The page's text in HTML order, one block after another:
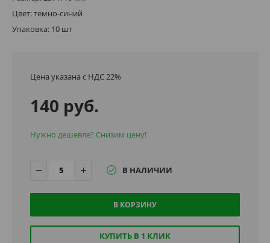
Цвет: темно-синий
Упаковка: 10 шт
Цена указана с НДС 22%
140 руб.
Нужно дешевле? Снизим цену!
В НАЛИЧИИ
В КОРЗИНУ
КУПИТЬ В 1 КЛИК